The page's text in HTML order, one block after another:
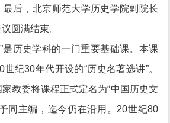
后，北京师范大学历史学院副院长
圆满结束。
是历史学科的一门重要基础课。本课
纪30年代开设的“历史名著选讲”。
教委将课程正式定名为“中国历史文
同主编，迄今仍在沿用。20世纪80